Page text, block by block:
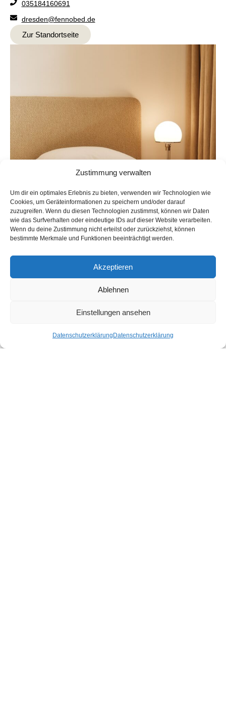
Zustimmung verwalten
Um dir ein optimales Erlebnis zu bieten, verwenden wir Technologien wie
Cookies, um Geräteinformationen zu speichern und/oder darauf
zuzugreifen. Wenn du diesen Technologien zustimmst, können wir Daten
wie das Surfverhalten oder eindeutige IDs auf dieser Website verarbeiten.
Wenn du deine Zustimmung nicht erteilst oder zurückziehst, können
bestimmte Merkmale und Funktionen beeinträchtigt werden.
Akzeptieren
Ablehnen
Einstellungen ansehen
Datenschutzerklärung Datenschutzerklärung
035184160691
dresden@fennobed.de
Zur Standortseite
FENNOBED Düsseldorf
Ernst-Gnoß-Straße 3, 40219 Düsseldorf
Zur Standortseite